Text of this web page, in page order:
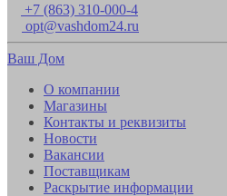
+7 (863) 310-000-4
opt@vashdom24.ru
Ваш Дом
О компании
Магазины
Контакты и реквизиты
Новости
Вакансии
Поставщикам
Раскрытие информации